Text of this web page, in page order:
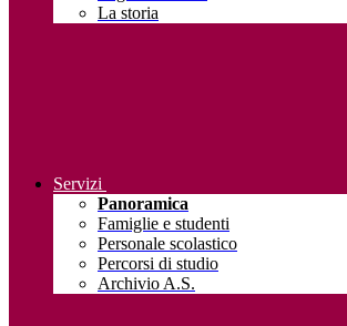
La storia
Servizi
Panoramica
Famiglie e studenti
Personale scolastico
Percorsi di studio
Archivio A.S.